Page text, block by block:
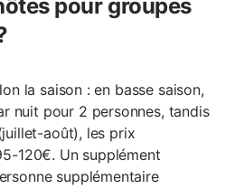
pour groupes
la saison : en basse saison,
nuit pour 2 personnes, tandis
août), les prix
120€. Un supplément
supplémentaire